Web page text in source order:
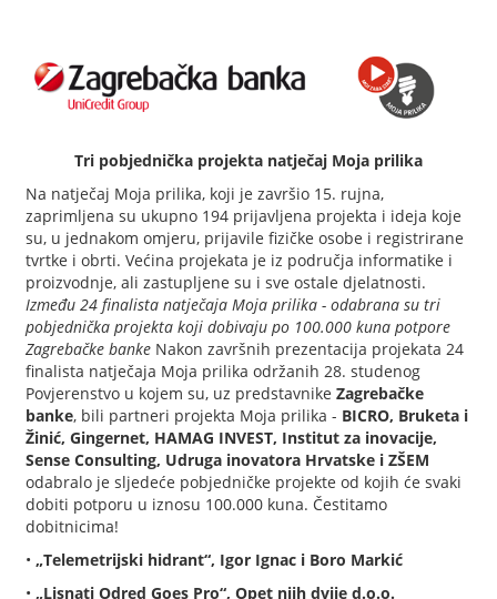
Tri pobjednička projekta natječaj Moja prilika
Na natječaj Moja prilika, koji je završio 15. rujna,
zaprimljena su ukupno 194 prijavljena projekta i ideja koje
su, u jednakom omjeru, prijavile fizičke osobe i registrirane
tvrtke i obrti. Većina projekata je iz područja informatike i
proizvodnje, ali zastupljene su i sve ostale djelatnosti.
Između 24 finalista natječaja Moja prilika - odabrana su tri
pobjednička projekta koji dobivaju po 100.000 kuna potpore
Zagrebačke banke Nakon završnih prezentacija projekata 24
finalista natječaja Moja prilika održanih 28. studenog
Povjerenstvo u kojem su, uz predstavnike Zagrebačke
banke, bili partneri projekta Moja prilika - BICRO, Bruketa i
Žinić, Gingernet, HAMAG INVEST, Institut za inovacije,
Sense Consulting, Udruga inovatora Hrvatske i ZŠEM
odabralo je sljedeće pobjedničke projekte od kojih će svaki
dobiti potporu u iznosu 100.000 kuna. Čestitamo
dobitnicima!
• „Telemetrijski hidrant“, Igor Ignac i Boro Markić
• „Lisnati Odred Goes Pro“, Opet njih dvije d.o.o.